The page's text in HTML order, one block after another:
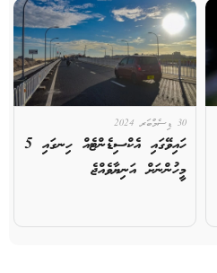
30 ޑިސެމްބަރ 2024
ހައިވޭގައި އެކްސިޑެންޓެއް ހިނގައި 5
މީހުންނަށް އަނިޔާވެއްޖެ